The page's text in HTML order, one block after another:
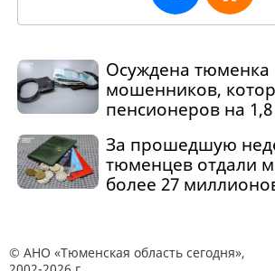
Осуждена тюменка
мошенников,
пенсионеров на
За прошедшую
тюменцев отдали
более 27
© АНО «Тюменская область сегодня»,